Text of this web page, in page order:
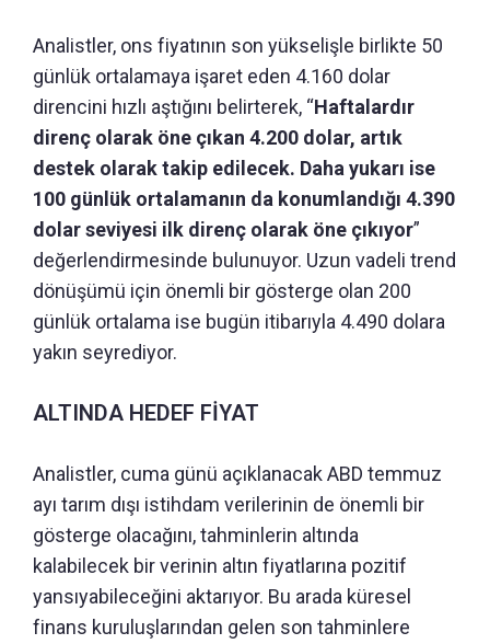
Analistler, ons fiyatının son yükselişle birlikte 50
günlük ortalamaya işaret eden 4.160 dolar
direncini hızlı aştığını belirterek, “Haftalardır
direnç olarak öne çıkan 4.200 dolar, artık
destek olarak takip edilecek. Daha yukarı ise
100 günlük ortalamanın da konumlandığı 4.390
dolar seviyesi ilk direnç olarak öne çıkıyor”
değerlendirmesinde bulunuyor. Uzun vadeli trend
dönüşümü için önemli bir gösterge olan 200
günlük ortalama ise bugün itibarıyla 4.490 dolara
yakın seyrediyor.
ALTINDA HEDEF FİYAT
Analistler, cuma günü açıklanacak ABD temmuz
ayı tarım dışı istihdam verilerinin de önemli bir
gösterge olacağını, tahminlerin altında
kalabilecek bir verinin altın fiyatlarına pozitif
yansıyabileceğini aktarıyor. Bu arada küresel
finans kuruluşlarından gelen son tahminlere